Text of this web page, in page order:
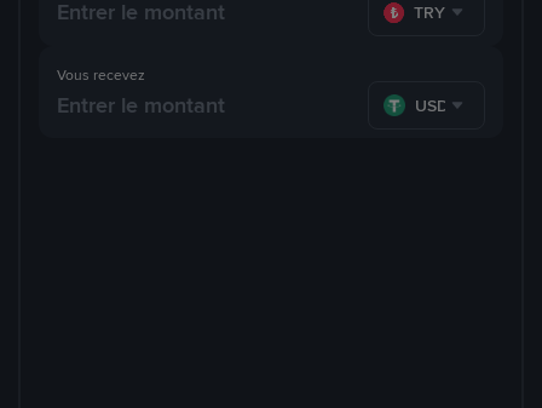
TRY
Vous recevez
USDT